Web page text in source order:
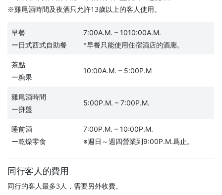
※雞尾酒時間及夜酒只允許13歲以上的客人使用。
早餐
ー日式西式自助餐
7:00A.M. – 1010:00A.M.
*早餐只能使用住宿酒店的酒廊。
茶點
ー糖果
10:00A.M. – 5:00P.M
雞尾酒時間
ー拼盤
5:00P.M. – 7:00P.M.
睡前酒
ー乾燥零食
7:00P.M. – 10:00P.M.
※週日～週四營業到9:00P.M.爲止。
同行客人的費用
同行的客人最多3人，需要另外收費。